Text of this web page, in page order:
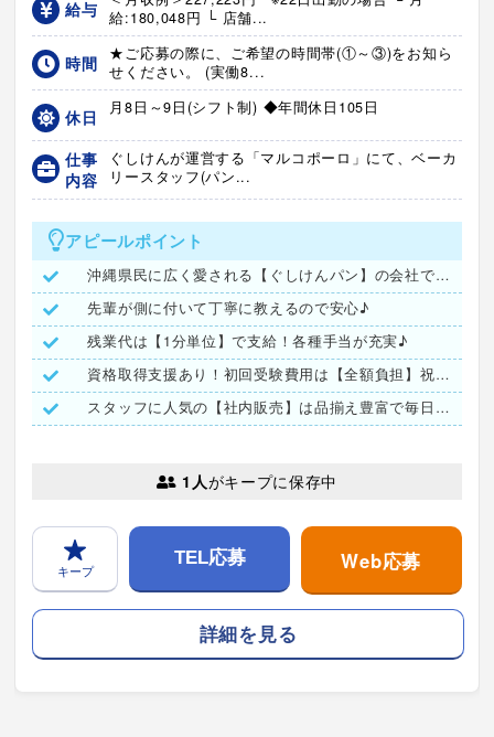
給与
給:180,048円 └ 店舗...
時間
★ご応募の際に、ご希望の時間帯(①～③)をお知ら
せください。 (実働8...
休日 月8日～9日(シフト制) ◆年間休日105日
仕事
内容
ぐしけんが運営する「マルコポーロ」にて、ベーカ
リースタッフ(パン...
アピールポイント
沖縄県民に広く愛される【ぐしけんパン】の会社で働きませんか？
先輩が側に付いて丁寧に教えるので安心♪
残業代は【1分単位】で支給！各種手当が充実♪
資格取得支援あり！初回受験費用は【全額負担】祝い金も有ります
スタッフに人気の【社内販売】は品揃え豊富で毎日が楽しみ♪
1人がキープに保存中
キープ
TEL応募 Web応募
詳細を見る